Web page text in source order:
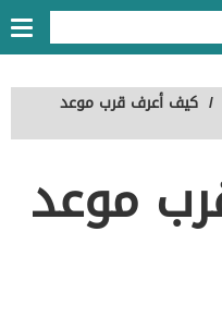
/ كيف أعرف قرب موعد
موعد